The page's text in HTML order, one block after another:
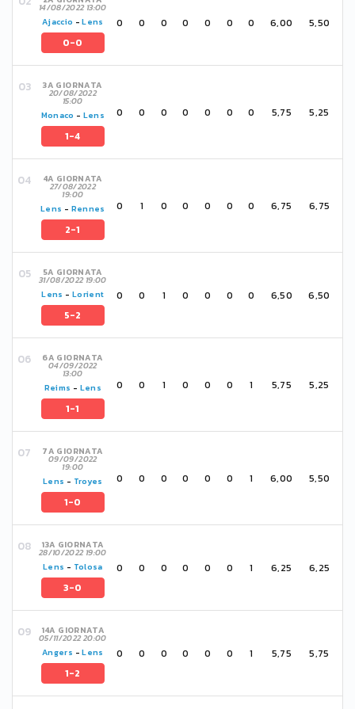
14/08/2022 13:00
Ajaccio -Lens
0-0
0 0 0 0 0 0 0 6,00 5,50
3A GIORNATA
20/08/2022
15:00
Monaco - Lens
1-4
0 0 0 0 0 0 0 5,75 5,25
4A GIORNATA
27/08/2022
19:00
Lens - Rennes
2-1
0 1 0 0 0 0 0 6,75 6,75
5A GIORNATA
31/08/2022 19:00
Lens - Lorient
5-2
0 0 1 0 0 0 0 6,50 6,50
6A GIORNATA
04/09/2022
13:00
Reims - Lens
1-1
0 0 1 0 0 0 1 5,75 5,25
7A GIORNATA
09/09/2022
19:00
Lens - Troyes
1-0
0 0 0 0 0 0 1 6,00 5,50
13A GIORNATA
28/10/2022 19:00
Lens - Tolosa
3-0
0 0 0 0 0 0 1 6,25 6,25
14A GIORNATA
05/11/2022 20:00
Angers -Lens
1-2
0 0 0 0 0 0 1 5,75 5,75